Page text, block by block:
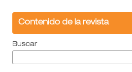
Contenido de la revista
Buscar